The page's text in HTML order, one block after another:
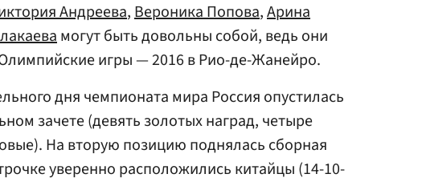
Андреева,Вероника Попова,Арина
могут быть довольны собой, ведь они
игры — 2016 в Рио-де-Жанейро.
дня чемпионата мира Россия опустилась
зачете (девять золотых наград, четыре
На вторую позицию поднялась сборная
уверенно расположились китайцы (14-10-